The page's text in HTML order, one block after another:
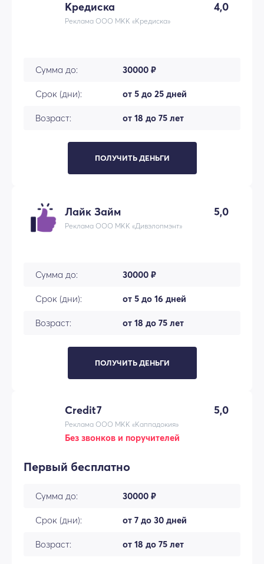
Кредиска 4,0
Реклама ООО МКК «Кредиска»
Сумма до: 30000 ₽
Срок (дни): от 5 до 25 дней
Возраст: от 18 до 75 лет
ПОЛУЧИТЬ ДЕНЬГИ
Лайк Займ 5,0
Реклама ООО МКК «Дивэлопмэнт»
Сумма до: 30000 ₽
Срок (дни): от 5 до 16 дней
Возраст: от 18 до 75 лет
ПОЛУЧИТЬ ДЕНЬГИ
Credit7 5,0
Реклама ООО МКК «Каппадокия»
Без звонков и поручителей
Первый бесплатно
Сумма до: 30000 ₽
Срок (дни): от 7 до 30 дней
Возраст: от 18 до 75 лет